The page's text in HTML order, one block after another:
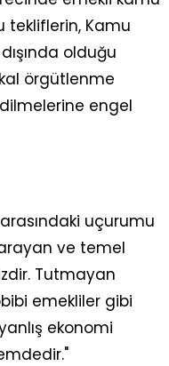
tekliflerin, Kamu
olduğu
örgütlenme
engel
uçurumu
ve temel
Tutmayan
emekliler gibi
ekonomi